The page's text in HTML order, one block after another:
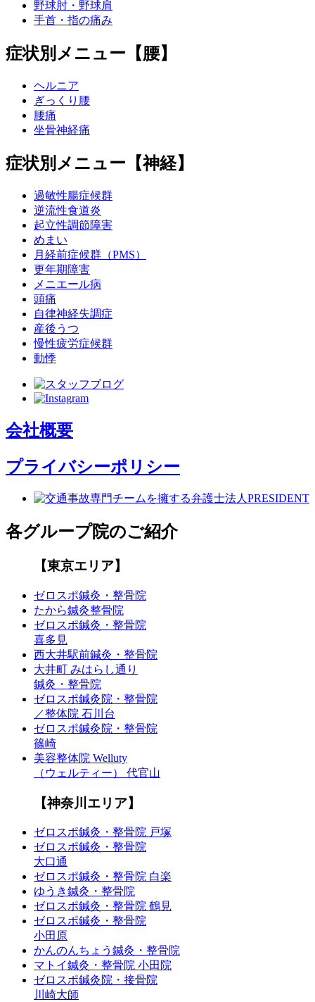
野球肘・野球肩
手首・指の痛み
症状別メニュー【腰】
ヘルニア
ぎっくり腰
腰痛
坐骨神経痛
症状別メニュー【神経】
過敏性腸症候群
逆流性食道炎
起立性調節障害
めまい
月経前症候群（PMS）
更年期障害
メニエール病
頭痛
自律神経失調症
産後うつ
慢性疲労症候群
動悸
会社概要
プライバシーポリシー
各グループ院のご紹介
【東京エリア】
ゼロスポ鍼灸・整骨院
たから鍼灸整骨院
ゼロスポ鍼灸・整骨院
喜多見
西大井駅前鍼灸・整骨院
大井町 みはらし通り
鍼灸・整骨院
ゼロスポ鍼灸院・整骨院
／整体院 石川台
ゼロスポ鍼灸院・整骨院
篠崎
美容整体院 Welluty
（ウェルティー） 代官山
【神奈川エリア】
ゼロスポ鍼灸・整骨院 戸塚
ゼロスポ鍼灸・整骨院
大口通
ゼロスポ鍼灸・整骨院 白楽
ゆうき鍼灸・整骨院
ゼロスポ鍼灸・整骨院 鶴見
ゼロスポ鍼灸・整骨院
小田原
かんのんちょう鍼灸・整骨院
マトイ鍼灸・整骨院 小田院
ゼロスポ鍼灸院・接骨院
川崎大師